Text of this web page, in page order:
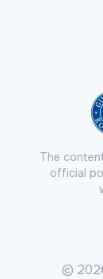
The
official
©